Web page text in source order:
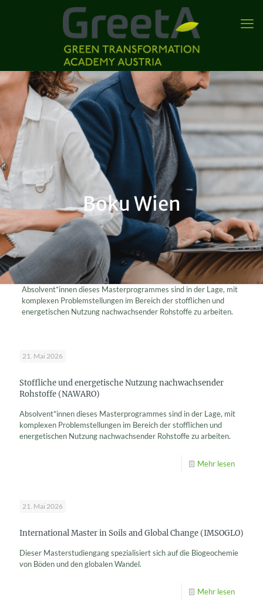
Boku Wien
Absolvent*innen dieses Masterprogrammes sind in der Lage, mit
komplexen Problemstellungen im Bereich der stofflichen und
energetischen Nutzung nachwachsender Rohstoffe zu arbeiten.
21. Mai 2026
Stoffliche und energetische Nutzung nachwachsender
Rohstoffe (NAWARO)
Absolvent*innen dieses Masterprogrammes sind in der Lage, mit
komplexen Problemstellungen im Bereich der stofflichen und
energetischen Nutzung nachwachsender Rohstoffe zu arbeiten.
Mehr lesen
21. Mai 2026
International Master in Soils and Global Change (IMSOGLO)
Dieser Masterstudiengang spezialisiert sich auf die Biogeochemie
von Böden und den globalen Wandel.
Mehr lesen